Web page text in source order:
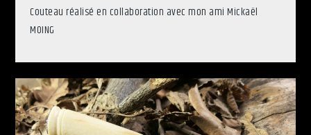
Couteau réalisé en collaboration avec mon ami Mickaël
MOING